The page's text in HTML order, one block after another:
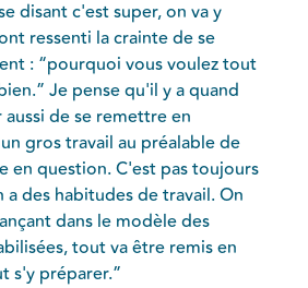
disant c'est super, on va y
ressenti la crainte de se
: “pourquoi vous voulez tout
Je pense qu'il y a quand
de se remettre en
gros travail au préalable de
en question. C'est pas toujours
des habitudes de travail. On
dans le modèle des
tout va être remis en
s'y préparer.”